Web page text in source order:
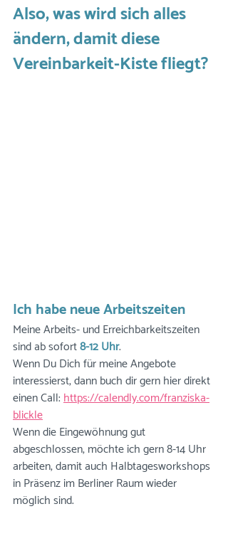
Also, was wird sich alles
ändern, damit diese
Vereinbarkeit-Kiste fliegt?
Ich habe neue Arbeitszeiten
Meine Arbeits- und Erreichbarkeitszeiten
sind ab sofort 8-12 Uhr.
Wenn Du Dich für meine Angebote
interessierst, dann buch dir gern hier direkt
einen Call: https://calendly.com/franziska-
blickle
Wenn die Eingewöhnung gut
abgeschlossen, möchte ich gern 8-14 Uhr
arbeiten, damit auch Halbtagesworkshops
in Präsenz im Berliner Raum wieder
möglich sind.